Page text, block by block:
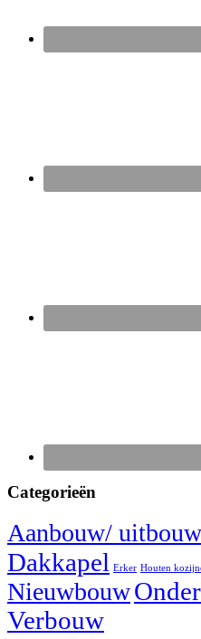
Categorieën
Aanbouw/ uitbouw
Dakkapel Erker Houten
Nieuwbouw
Verbouw